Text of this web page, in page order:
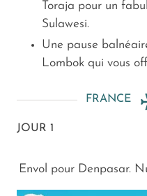
Toraja pour un
Sulawesi.
Une pause
Lombok qui vous
FRANCE
JOUR 1
Envol pour Denpasar.